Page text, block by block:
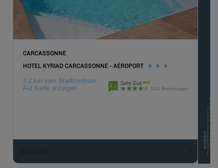
CARCASSONNE
HOTEL KYRIAD CARCASSONNE - AÉROPORT
3.2 km vom Stadtzentrum
Auf Karte anzeigen
4.2 Sehr Gut
1832 Bewertungen